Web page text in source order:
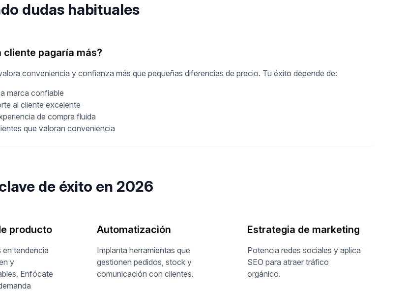
dudas habituales
cliente pagaría más?
conveniencia y confianza más que pequeñas diferencias de precio. Tu éxito depende de:
marca confiable
al cliente excelente
de compra fluida
que valoran conveniencia
de éxito en 2026
producto
en tendencia
y
Enfócate
Automatización
Implanta herramientas que
gestionen pedidos, stock y
comunicación con clientes.
Estrategia de marketing
Potencia redes sociales y aplica
SEO para atraer tráfico
orgánico.